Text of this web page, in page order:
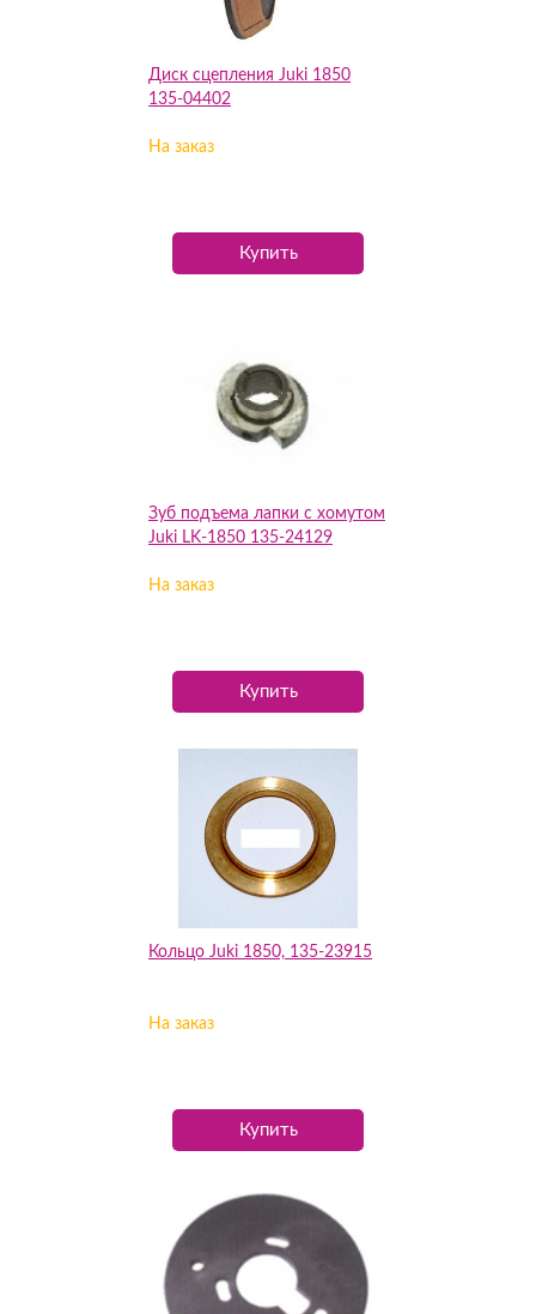
Диск сцепления Juki 1850
135-04402
На заказ
Купить
Зуб подъема лапки с хомутом
Juki LK-1850 135-24129
На заказ
Купить
Кольцо Juki 1850, 135-23915
На заказ
Купить